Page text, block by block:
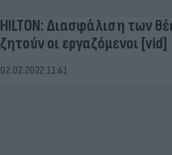
HILTON: Διασφάλιση των
ζητούν οι εργαζόμενοι [vid]
02.02.2022 11:41